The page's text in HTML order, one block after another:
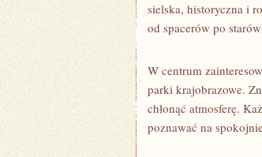
sielska, historyczna i
od spacerów po
W centrum
parki krajobrazowe.
chłonąć atmosferę.
poznawać na